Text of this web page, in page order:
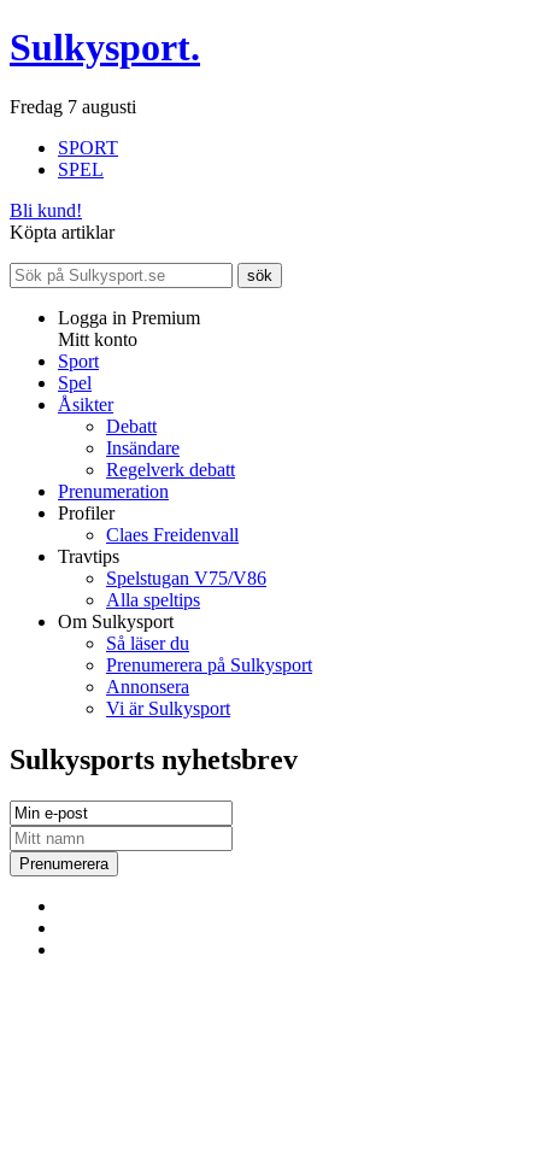
Sulkysport.
Fredag 7 augusti
SPORT
SPEL
Bli kund!
Köpta artiklar
Logga in Premium
Mitt konto
Sport
Spel
Åsikter
Debatt
Insändare
Regelverk debatt
Prenumeration
Profiler
Claes Freidenvall
Travtips
Spelstugan V75/V86
Alla speltips
Om Sulkysport
Så läser du
Prenumerera på Sulkysport
Annonsera
Vi är Sulkysport
Sulkysports nyhetsbrev